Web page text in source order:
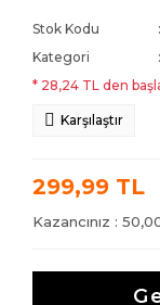
Stok Kodu
Kategori
* 28,24 TL den
Karşılaştır
299,99 TL
Kazancınız :